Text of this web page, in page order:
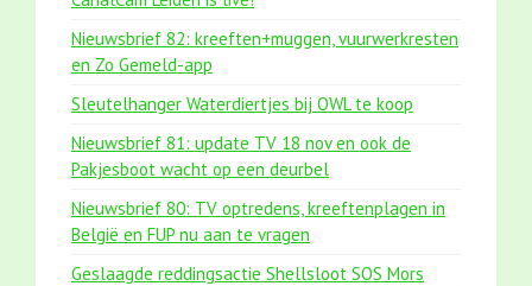
Nieuwsbrief 82: kreeften+muggen, vuurwerkresten
en Zo Gemeld-app
Sleutelhanger Waterdiertjes bij OWL te koop
Nieuwsbrief 81: update TV 18 nov en ook de
Pakjesboot wacht op een deurbel
Nieuwsbrief 80: TV optredens, kreeftenplagen in
België en FUP nu aan te vragen
Geslaagde reddingsactie Shellsloot SOS Mors